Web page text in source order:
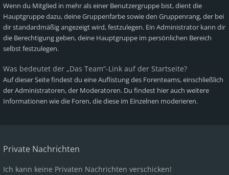
Wenn du Mitglied in mehr als einer Benutzergruppe bist, dient die
Hauptgruppe dazu, deine Gruppenfarbe sowie den Gruppenrang, der bei
dir standardmäßig angezeigt wird, festzulegen. Ein Administrator kann dir
die Berechtigung geben, deine Hauptgruppe im persönlichen Bereich
selbst festzulegen.
Was bedeutet der „Das Team“-Link auf der Startseite?
Auf dieser Seite findest du eine Auflistung des Forenteams, einschließlich
der Administratoren, der Moderatoren. Du findest hier auch weitere
Informationen wie die Foren, die diese im Einzelnen moderieren.
Private Nachrichten
Ich kann keine Privaten Nachrichten verschicken!